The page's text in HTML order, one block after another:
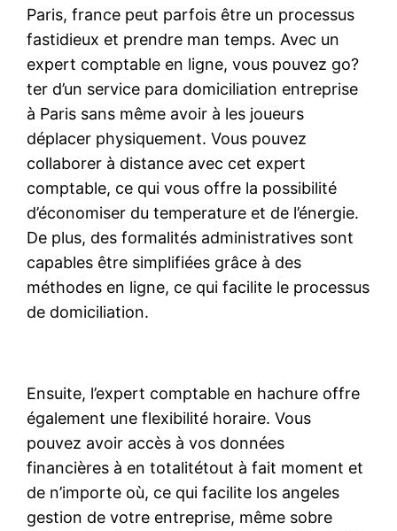
Paris, france peut parfois être un processus
fastidieux et prendre man temps. Avec un
expert comptable en ligne, vous pouvez go?
ter d’un service para domiciliation entreprise
à Paris sans même avoir à les joueurs
déplacer physiquement. Vous pouvez
collaborer à distance avec cet expert
comptable, ce qui vous offre la possibilité
d’économiser du temperature et de l’énergie.
De plus, des formalités administratives sont
capables être simplifiées grâce à des
méthodes en ligne, ce qui facilite le processus
de domiciliation.
Ensuite, l’expert comptable en hachure offre
également une flexibilité horaire. Vous
pouvez avoir accès à vos données
financières à en totalitétout à fait moment et
de n’importe où, ce qui facilite los angeles
gestion de votre entreprise, même sobre